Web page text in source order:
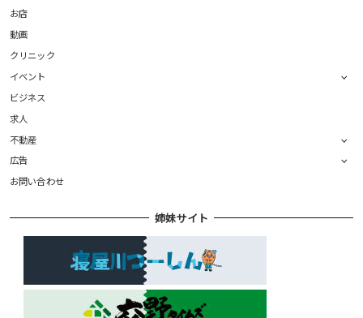
お店
動画
クリニック
イベント
ビジネス
求人
不動産
広告
お問い合わせ
姉妹サイト